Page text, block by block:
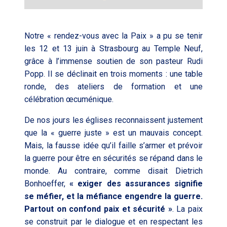
Notre « rendez-vous avec la Paix » a pu se tenir
les 12 et 13 juin à Strasbourg au Temple Neuf,
grâce à l’immense soutien de son pasteur Rudi
Popp. Il se déclinait en trois moments : une table
ronde, des ateliers de formation et une
célébration œcuménique.
De nos jours les églises reconnaissent justement
que la « guerre juste » est un mauvais concept.
Mais, la fausse idée qu’il faille s’armer et prévoir
la guerre pour être en sécurités se répand dans le
monde. Au contraire, comme disait Dietrich
Bonhoeffer,« exiger des assurances signifie
se méfier, et la méfiance engendre la guerre.
Partout on confond paix et sécurité ». La paix
se construit par le dialogue et en respectant les